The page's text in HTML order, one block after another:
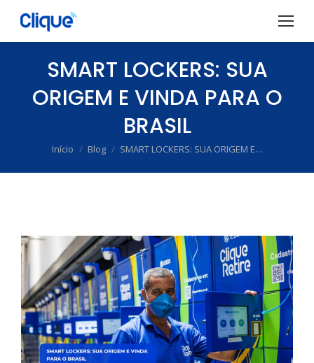
SMART LOCKERS: SUA
ORIGEM E VINDA PARA O
BRASIL
Você está aqui:
Início Blog SMART LOCKERS: SUA ORIGEM E…